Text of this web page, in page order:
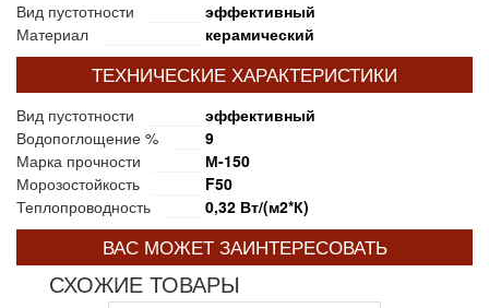
Вид пустотности
эффективный
Материал
керамический
ТЕХНИЧЕСКИЕ ХАРАКТЕРИСТИКИ
Вид пустотности
эффективный
Водопоглощение %
9
Марка прочности
М-150
Морозостойкость
F50
Теплопроводность
0,32 Вт/(м2*К)
ВАС МОЖЕТ ЗАИНТЕРЕСОВАТЬ
СХОЖИЕ ТОВАРЫ